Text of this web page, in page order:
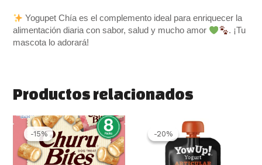
Yogupet Chía es el complemento ideal para enriquecer la
alimentación diaria con sabor, salud y mucho amor
. ¡Tu
mascota lo adorará!
Productos relacionados
-15%
-15%
El
precio
original
era:
6.50 €.
El
precio
actual
es:
5.50 €.
-20%
-20%precio
original
era:
2.10 €.
El
precio
actual
es:
1.69 €.